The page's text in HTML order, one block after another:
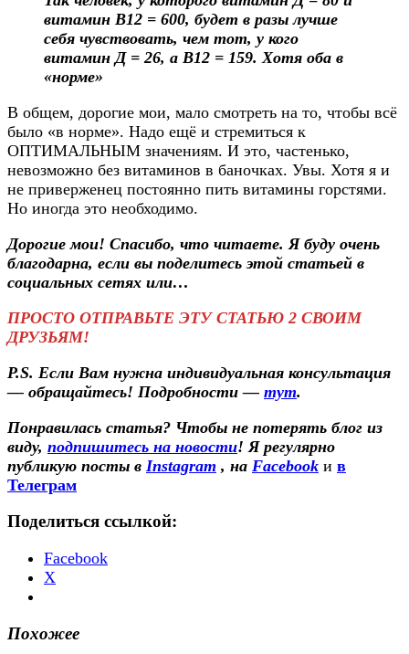
витамин В12 = 600, будет в разы лучше
себя чувствовать, чем тот, у кого
витамин Д = 26, а В12 = 159. Хотя оба в
«норме»
В общем, дорогие мои, мало смотреть на то, чтобы всё
было «в норме». Надо ещё и стремиться к
ОПТИМАЛЬНЫМ значениям. И это, частенько,
невозможно без витаминов в баночках. Увы. Хотя я и
не приверженец постоянно пить витамины горстями.
Но иногда это необходимо.
Дорогие мои! Спасибо, что читаете. Я буду очень
благодарна, если вы поделитесь этой статьей в
социальных сетях или…
ПРОСТО ОТПРАВЬТЕ ЭТУ СТАТЬЮ 2 СВОИМ
ДРУЗЬЯМ!
P.S. Если Вам нужна индивидуальная консультация
— обращайтесь! Подробности — тут.
Понравилась статья? Чтобы не потерять блог из
виду, подпишитесь на новости! Я регулярно
публикую посты в Instagram , на Facebook и в
Телеграм
Поделиться ссылкой:
Facebook
X
Похожее